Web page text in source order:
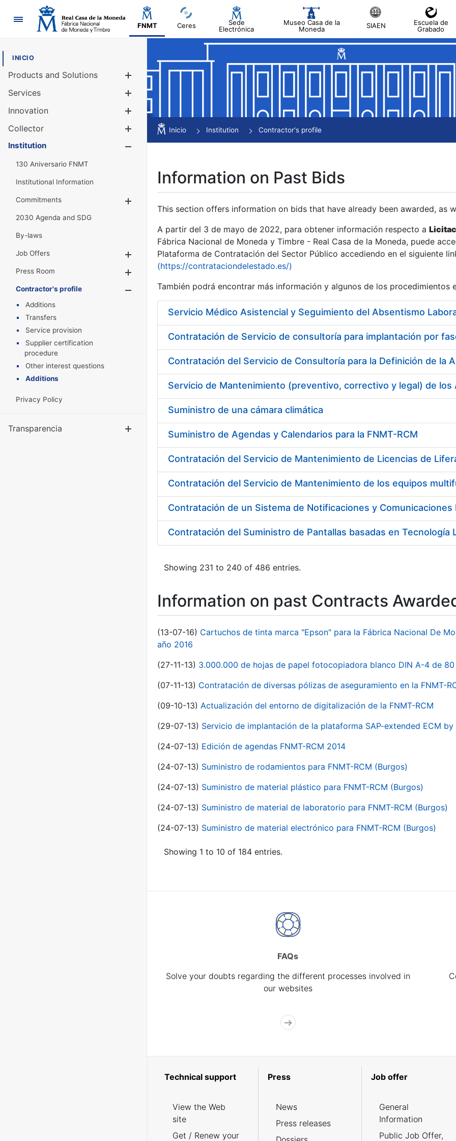
Navigation
FNMT Ceres
Sede
Electrónica
Museo Casa de la
Moneda
SIAEN
Escuela de
Grabado
INICIO
Products and Solutions
Services
Innovation
Collector
Show/Hide
Institution
130 Aniversario FNMT
Institutional Information
Commitments
2030 Agenda and SDG
By-laws
Job Offers
Show/Hide
Press Room
Show/Hide
Contractor's profile
Show/Hide
Additions
Transfers
Service provision
Supplier certification
procedure
Other interest questions
Additions
Privacy Policy
Transparencia Show/Hide
Inicio Institution Contractor's profile
Information on Past Bids
This section offers information on bids that have already been awarded, as
A partir del 3 de mayo de 2022, para obtener información respecto a
Fábrica Nacional de Moneda y Timbre - Real Casa de la Moneda, puede
Plataforma de Contratación del Sector Público accediendo en el siguiente
(https://contrataciondelestado.es/)
También podrá encontrar más información y algunos de los procedimientos
Servicio Médico Asistencial y Seguimiento del Absentismo
Contratación del Servicio de Consultoría para la Definición de la
Suministro de una cámara climática
Suministro de Agendas y Calendarios para la FNMT-RCM
Contratación del Servicio de Mantenimiento de Licencias de
Contratación del Servicio de Mantenimiento de los equipos
Contratación del Suministro de Pantallas basadas en Tecnología
Showing 231 to 240 of 486 entries.
Information on past Contracts
(13-07-16) Cartuchos de tinta marca "Epson" para la Fábrica Nacional De
año 2016
(27-11-13) 3.000.000 de hojas de papel fotocopiadora blanco DIN A-4 de 80
(07-11-13) Contratación de diversas pólizas de aseguramiento en la FNMT-
(09-10-13) Actualización del entorno de digitalización de la FNMT-RCM
(29-07-13) Servicio de implantación de la plataforma SAP-extended ECM by
(24-07-13) Edición de agendas FNMT-RCM 2014
(24-07-13) Suministro de rodamientos para FNMT-RCM (Burgos)
(24-07-13) Suministro de material plástico para FNMT-RCM (Burgos)
(24-07-13) Suministro de material de laboratorio para FNMT-RCM (Burgos)
(24-07-13) Suministro de material electrónico para FNMT-RCM (Burgos)
Showing 1 to 10 of 184 entries.
FAQs
Solve your doubts regarding the different processes involved in
our websites
Technical support
View the Web
site
Get / Renew your
Press
News
Press releases
Job offer
General
Information
Public Job Offer,